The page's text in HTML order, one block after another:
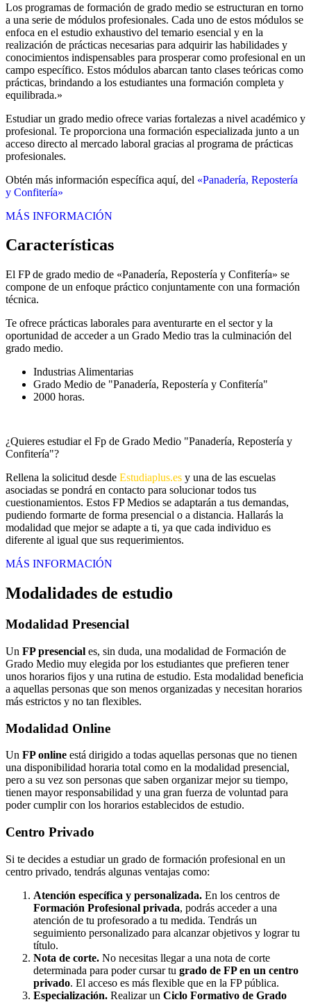
Los programas de formación de grado medio se estructuran en torno
a una serie de módulos profesionales. Cada uno de estos módulos se
enfoca en el estudio exhaustivo del temario esencial y en la
realización de prácticas necesarias para adquirir las habilidades y
conocimientos indispensables para prosperar como profesional en un
campo específico. Estos módulos abarcan tanto clases teóricas como
prácticas, brindando a los estudiantes una formación completa y
equilibrada.»
Estudiar un grado medio ofrece varias fortalezas a nivel académico y
profesional. Te proporciona una formación especializada junto a un
acceso directo al mercado laboral gracias al programa de prácticas
profesionales.
Obtén más información específica aquí, del «Panadería, Repostería
y Confitería»
MÁS INFORMACIÓN
Características
El FP de grado medio de «Panadería, Repostería y Confitería» se
compone de un enfoque práctico conjuntamente con una formación
técnica.
Te ofrece prácticas laborales para aventurarte en el sector y la
oportunidad de acceder a un Grado Medio tras la culminación del
grado medio.
Industrias Alimentarias
Grado Medio de "Panadería, Repostería y Confitería"
2000 horas.
¿Quieres estudiar el Fp de Grado Medio "Panadería, Repostería y
Confitería"?
Rellena la solicitud desde Estudiaplus.es y una de las escuelas
asociadas se pondrá en contacto para solucionar todos tus
cuestionamientos. Estos FP Medios se adaptarán a tus demandas,
pudiendo formarte de forma presencial o a distancia. Hallarás la
modalidad que mejor se adapte a ti, ya que cada individuo es
diferente al igual que sus requerimientos.
MÁS INFORMACIÓN
Modalidades de estudio
Modalidad Presencial
Un FP presencial es, sin duda, una modalidad de Formación de
Grado Medio muy elegida por los estudiantes que prefieren tener
unos horarios fijos y una rutina de estudio. Esta modalidad beneficia
a aquellas personas que son menos organizadas y necesitan horarios
más estrictos y no tan flexibles.
Modalidad Online
Un FP online está dirigido a todas aquellas personas que no tienen
una disponibilidad horaria total como en la modalidad presencial,
pero a su vez son personas que saben organizar mejor su tiempo,
tienen mayor responsabilidad y una gran fuerza de voluntad para
poder cumplir con los horarios establecidos de estudio.
Centro Privado
Si te decides a estudiar un grado de formación profesional en un
centro privado, tendrás algunas ventajas como:
Atención específica y personalizada. En los centros de
Formación Profesional privada, podrás acceder a una
atención de tu profesorado a tu medida. Tendrás un
seguimiento personalizado para alcanzar objetivos y lograr tu
título.
Nota de corte. No necesitas llegar a una nota de corte
determinada para poder cursar tu grado de FP en un centro
privado. El acceso es más flexible que en la FP pública.
Especialización. Realizar un Ciclo Formativo de Grado